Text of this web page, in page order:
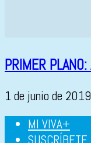
PRIMER
1 de junio de 2019
MI VIVA+